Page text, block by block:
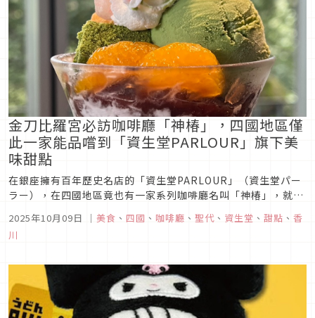
金刀比羅宮必訪咖啡廳「神椿」，四國地區僅
此一家能品嚐到「資生堂PARLOUR」旗下美
味甜點
在銀座擁有百年歷史名店的「資生堂PARLOUR」（資生堂パー
ラー），在四國地區竟也有一家系列咖啡廳名叫「神椿」，就位
拜路上一定會經過的咖啡廳，來參拜時絕對要順道在這家神椿咖
啡廳駐足休憩，以此處美味的甜點來療癒你的味蕾。
2025年10月09日 ｜ 美食 、 四國 、 咖啡廳 、 聖代 、 資生堂 、 甜點 、 香
川